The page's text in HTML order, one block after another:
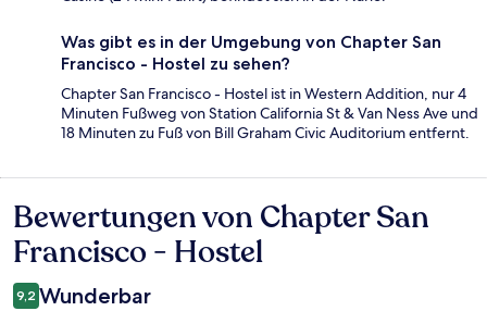
Was gibt es in der Umgebung von Chapter San
Francisco - Hostel zu sehen?
Chapter San Francisco - Hostel ist in Western Addition, nur 4
Minuten Fußweg von Station California St & Van Ness Ave und
18 Minuten zu Fuß von Bill Graham Civic Auditorium entfernt.
Bewertungen
Bewertungen von Chapter San
Francisco - Hostel
9,2 Wunderbar